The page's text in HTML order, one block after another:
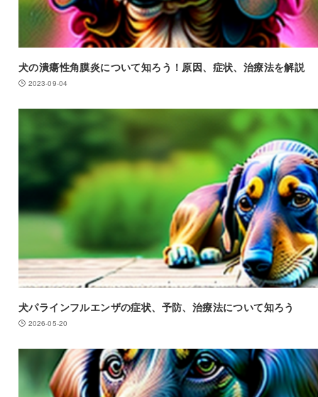
犬の潰瘍性角膜炎について知ろう！原因、症状、治療法を解説
2023-09-04
犬パラインフルエンザの症状、予防、治療法について知ろう
2026-05-20